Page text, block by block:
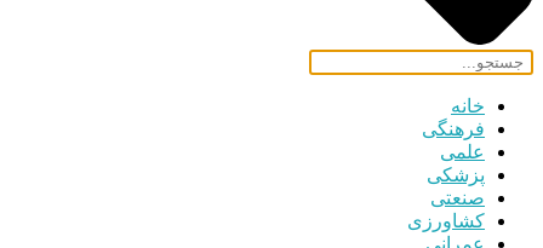
خانه
فرهنگی
علمی
پزشکی
صنعتی
کشاورزی
عمرانی